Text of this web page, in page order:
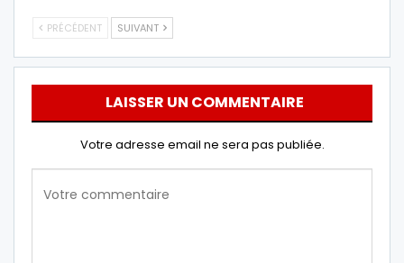
PRÉCÉDENT SUIVANT
LAISSER UN COMMENTAIRE
Votre adresse email ne sera pas publiée.